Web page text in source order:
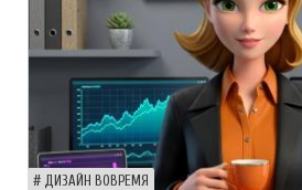
ДИЗАЙН ВОВРЕМЯ